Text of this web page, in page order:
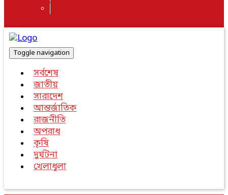
Toggle navigation
সর্বশেষ
জাতীয়
সারাদেশ
আন্তর্জাতিক
রাজনীতি
অপরাধ
কৃষি
দুর্ঘটনা
খেলাধুলা